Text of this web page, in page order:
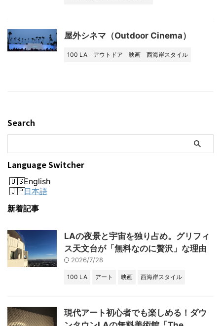
屋外シネマ（Outdoor Cinema）
100 LA アウトドア 映画 西海岸スタイル
Search
Language Switcher
English
日本語
新着記事
LAの夜景と宇宙を独り占め。グリフィ
ス天文台が「無料なのに贅沢」な理由
2026/7/28
100 LA アート 映画 西海岸スタイル
現代アート初心者でも楽しめる！ダウ